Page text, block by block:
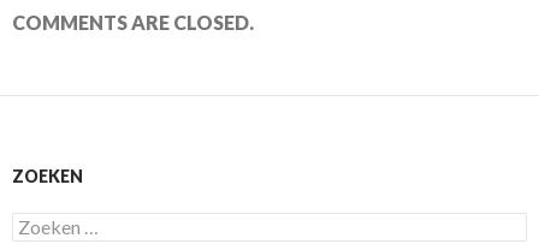
COMMENTS ARE CLOSED.
ZOEKEN
Zoeken